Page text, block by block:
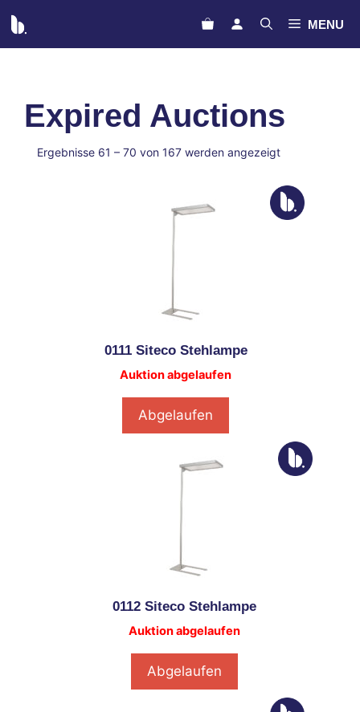
Inhalt
springen
MENU
Expired Auctions
Ergebnisse 61 – 70 von 167 werden angezeigtmeta_value
0111 Siteco Stehlampe
Auktion abgelaufen
Abgelaufen
0112 Siteco Stehlampe
Auktion abgelaufen
Abgelaufen